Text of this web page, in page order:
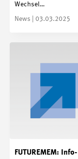
Wechsel…
News | 03.03.2025
FUTUREMEM: Info-